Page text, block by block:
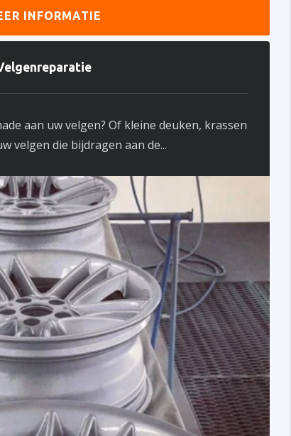
INFORMATIE
aan uw velgen? Of kleine deuken, krassen
velgen die bijdragen aan de...